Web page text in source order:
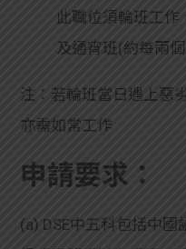
此職位須輪班工作
及通宵班(約每兩
注：若輪班當日遇上惡
亦需如常工作
申請要求：
(a) DSE中五科包括中